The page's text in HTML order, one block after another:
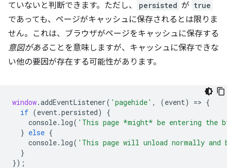
ていないと判断できます。ただし、
persisted が true
であっても、ページがキャッシュに保存されるとは限りま
せん。これは、ブラウザがページをキャッシュに保存する
意図がある ことを意味しますが、キャッシュに保存できな
い他の要因が存在する可能性があります。
window.addEventListener( 'pagehide' , (event) => {
if (event.persisted)
{
console. log( 'This page *might* be entering the
} else {
console. log( 'This page will unload normally and
}
});